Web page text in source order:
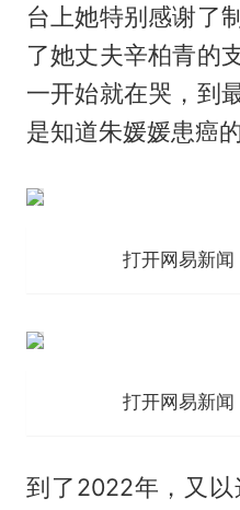
台上她特别感谢了
了她丈夫辛柏青的
一开始就在哭，到
是知道朱媛媛患癌
打开网易新
打开网易新
到了2022年，又